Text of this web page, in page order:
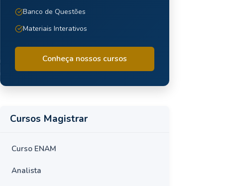
Banco de Questões
Materiais Interativos
Conheça nossos cursos
Cursos Magistrar
Curso ENAM
Analista